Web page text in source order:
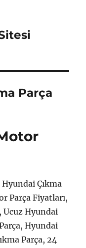
Parça
Çıkma
Parça Fiyatları,
Ucuz Hyundai
Hyundai
Parça, 24